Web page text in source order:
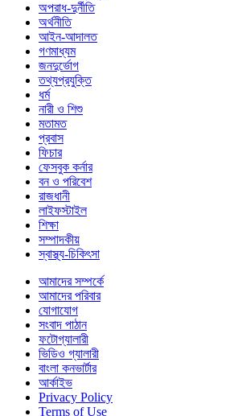
অপরাধ-দুর্নীতি
অর্থনীতি
আইন-আদালত
গণমাধ্যম
জনদুর্ভোগ
তথ্যপ্রযুক্তি
ধর্ম
নারী ও শিশু
মতামত
প্রবাস
ফিচার
ফেসবুক কর্নার
বন ও পরিবেশ
রাজধানী
লাইফস্টাইল
শিক্ষা
সম্পাদকীয়
স্বাস্থ্য-চিকিৎসা
আমাদের সম্পর্কে
আমাদের পরিবার
যোগাযোগ
সংবাদ পাঠান
ফটোগ্যালারী
ভিডিও গ্যালারী
বাংলা কনভার্টার
আর্কাইভ
Privacy Policy
Terms of Use